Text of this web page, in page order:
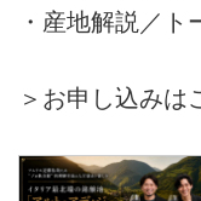
・産地解説／ト
＞お申し込みは